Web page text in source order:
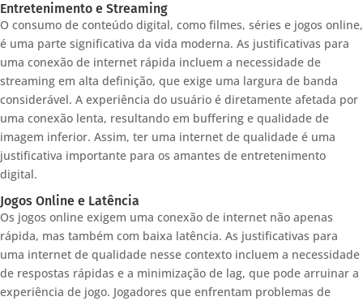
Entretenimento e Streaming
O consumo de conteúdo digital, como filmes, séries e jogos online,
é uma parte significativa da vida moderna. As justificativas para
uma conexão de internet rápida incluem a necessidade de
streaming em alta definição, que exige uma largura de banda
considerável. A experiência do usuário é diretamente afetada por
uma conexão lenta, resultando em buffering e qualidade de
imagem inferior. Assim, ter uma internet de qualidade é uma
justificativa importante para os amantes de entretenimento
digital.
Jogos Online e Latência
Os jogos online exigem uma conexão de internet não apenas
rápida, mas também com baixa latência. As justificativas para
uma internet de qualidade nesse contexto incluem a necessidade
de respostas rápidas e a minimização de lag, que pode arruinar a
experiência de jogo. Jogadores que enfrentam problemas de